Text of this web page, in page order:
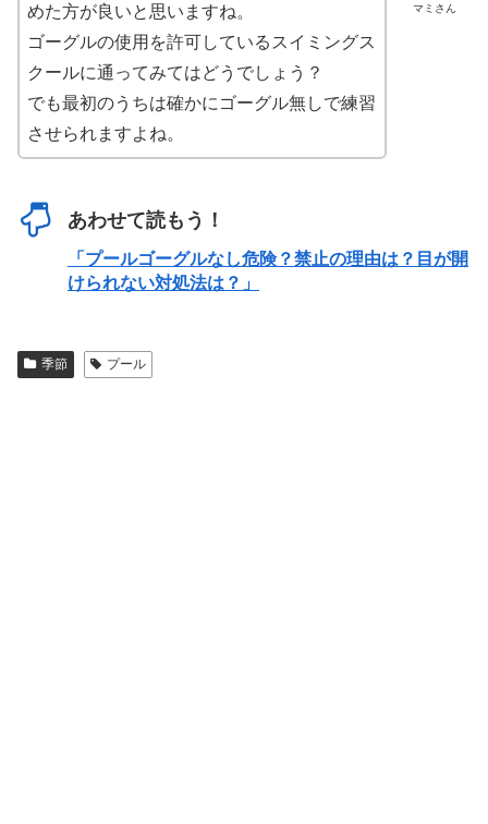
マミさん
めた方が良いと思いますね。
ゴーグルの使用を許可しているスイミングス
クールに通ってみてはどうでしょう？
でも最初のうちは確かにゴーグル無しで練習
させられますよね。
あわせて読もう！
「プールゴーグルなし危険？禁止の理由は？目が開
けられない対処法は？」
季節 プール